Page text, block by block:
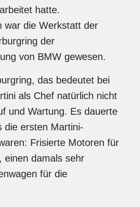
hatte.
war die Werkstatt der
der
von BMW gewesen.
das bedeutet bei
als Chef natürlich nicht
und Wartung. Es dauerte
die ersten Martini-
Frisierte Motoren für
einen damals sehr
für die